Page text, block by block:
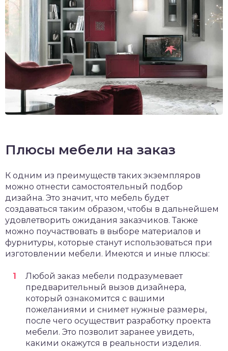
Плюсы мебели на заказ
К одним из преимуществ таких экземпляров
можно отнести самостоятельный подбор
дизайна. Это значит, что мебель будет
создаваться таким образом, чтобы в дальнейшем
удовлетворить ожидания заказчиков. Также
можно поучаствовать в выборе материалов и
фурнитуры, которые станут использоваться при
изготовлении мебели. Имеются и иные плюсы:
Любой заказ мебели подразумевает
предварительный вызов дизайнера,
который ознакомится с вашими
пожеланиями и снимет нужные размеры,
после чего осуществит разработку проекта
мебели. Это позволит заранее увидеть,
какими окажутся в реальности изделия.